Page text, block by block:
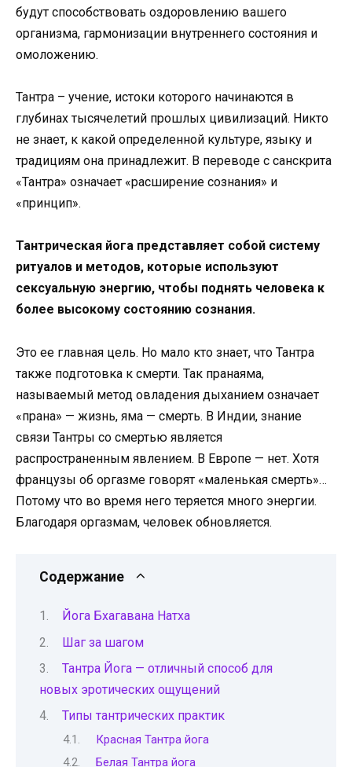
будут способствовать оздоровлению вашего
организма, гармонизации внутреннего состояния и
омоложению.
Тантра – учение, истоки которого начинаются в
глубинах тысячелетий прошлых цивилизаций. Никто
не знает, к какой определенной культуре, языку и
традициям она принадлежит. В переводе с санскрита
«Тантра» означает «расширение сознания» и
«принцип».
Тантрическая йога представляет собой систему
ритуалов и методов, которые используют
сексуальную энергию, чтобы поднять человека к
более высокому состоянию сознания.
Это ее главная цель. Но мало кто знает, что Тантра
также подготовка к смерти. Так пранаяма,
называемый метод овладения дыханием означает
«прана» — жизнь, яма — смерть. В Индии, знание
связи Тантры со смертью является
распространенным явлением. В Европе — нет. Хотя
французы об оргазме говорят «маленькая смерть»…
Потому что во время него теряется много энергии.
Благодаря оргазмам, человек обновляется.
Содержание
Йога Бхагавана Натха
Шаг за шагом
Тантра Йога — отличный способ для
новых эротических ощущений
Типы тантрических практик
Красная Тантра йога
Белая Тантра йога